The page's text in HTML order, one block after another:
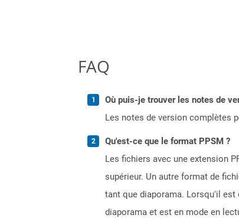
FAQ
Où puis-je trouver les notes de
Les notes de version complètes
Qu'est-ce que le format PPSM ?
Les fichiers avec une extension
supérieur. Un autre format de
tant que diaporama. Lorsqu'il est
diaporama et est en mode en